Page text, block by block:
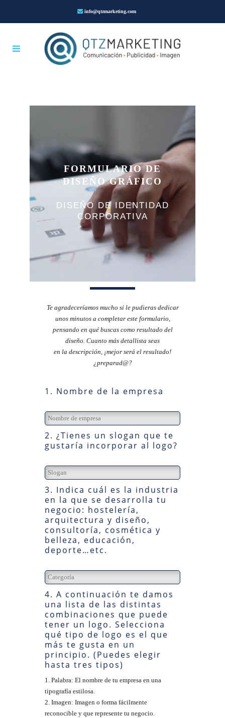
info@qtzmarketing.com
FORMULARIO DE
DISEÑO GRÁFICO
DISEÑO DE IDENTIDAD
CORPORATIVA
Te agradeceríamos mucho si le pudieras dedicar
unos minutos a completar este formulario,
pensando en qué buscas como resultado del
diseño. Cuanto más detallista seas
en la descripción, ¡mejor será el resultado!
¿preparad@?
1. Nombre de la empresa
2. ¿Tienes un slogan que te
gustaría incorporar al logo?
3. Indica cuál es la industria
en la que se desarrolla tu
negocio: hostelería,
arquitectura y diseño,
consultoría, cosmética y
belleza, educación,
deporte…etc.
4. A continuación te damos
una lista de las distintas
combinaciones que puede
tener un logo. Selecciona
qué tipo de logo es el que
más te gusta en un
principio. (Puedes elegir
hasta tres tipos)
1. Palabra: El nombre de tu empresa en una
tipografía estilosa.
2. Imagen: Imagen o forma fácilmente
reconocible y que represente tu negocio.